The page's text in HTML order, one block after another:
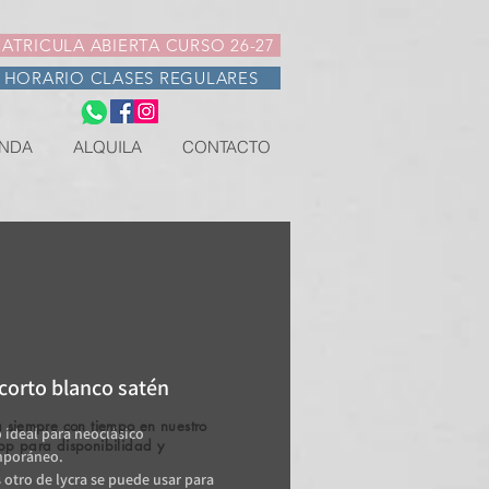
ABIERTA CURSO 26-27
HORARIO CLASES REGULARES
ALQUILA CONTACTO
blanco satén
ideal para neoclásico
otro de lycra se puede usar para
siempre con tiempo en nuestro
para disponibilidad y